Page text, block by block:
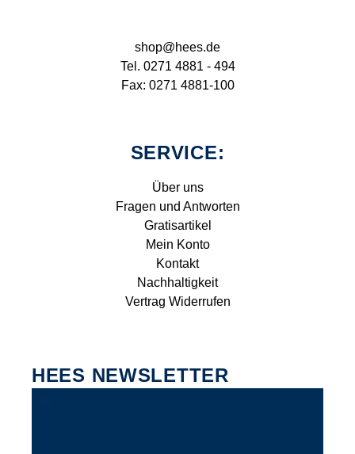
shop@hees.de
Tel. 0271 4881 - 494
Fax: 0271 4881-100
SERVICE:
Über uns
Fragen und Antworten
Gratisartikel
Mein Konto
Kontakt
Nachhaltigkeit
Vertrag Widerrufen
HEES NEWSLETTER